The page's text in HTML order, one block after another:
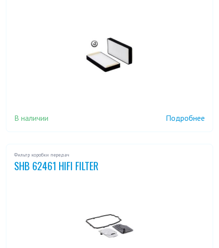
В наличии Подробнее
Фильтр коробки передач
SHB 62461 HIFI FILTER